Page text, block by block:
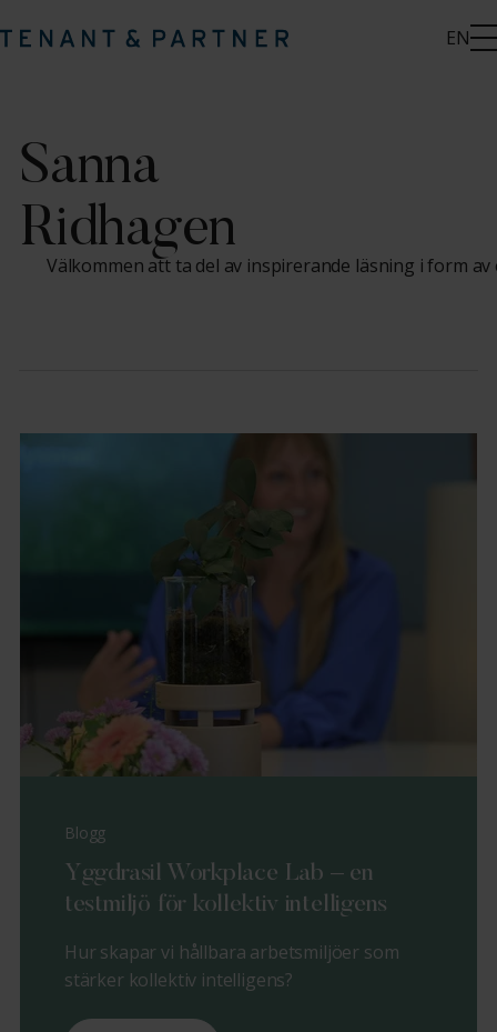
EN
Sanna
Ridhagen
Välkommen att ta del av inspirerande läsning i form
Blogg
Yggdrasil Workplace Lab – en
testmiljö för kollektiv intelligens
Hur skapar vi hållbara arbetsmiljöer som
stärker kollektiv intelligens?